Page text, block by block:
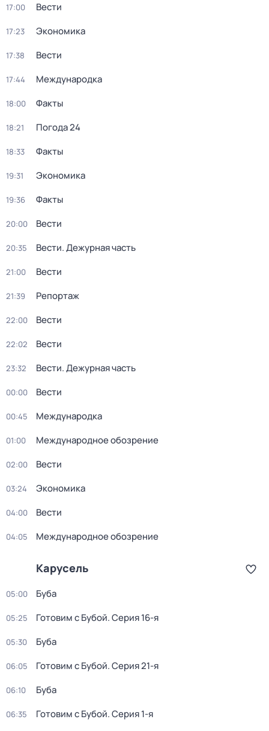
17:00 Вести
17:23 Экономика
17:38 Вести
17:44 Международка
18:00 Факты
18:21 Погода 24
18:33 Факты
19:31 Экономика
19:36 Факты
20:00 Вести
20:35 Вести. Дежурная часть
21:00 Вести
21:39 Репортаж
22:00 Вести
22:02 Вести
23:32 Вести. Дежурная часть
00:00 Вести
00:45 Международка
01:00 Международное обозрение
02:00 Вести
03:24 Экономика
04:00 Вести
04:05 Международное обозрение
Карусель
05:00 Буба
05:25 Готовим с Бубой. Серия 16-я
05:30 Буба
06:05 Готовим с Бубой. Серия 21-я
06:10 Буба
06:35 Готовим с Бубой. Серия 1-я